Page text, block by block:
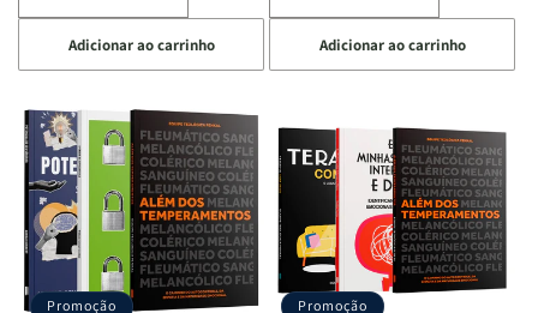
a
quantidade
de
Raizes
da
Alma
|
O
Vício
Agradar
a
quantidade
de
Raizes
da
Alma
|
O
Vício
de
Agradar
Adicionar ao carrinho
a
quantidade
de
Quarto
de
Guerra
Livro
+
Devocional
a
quantidade
de
Quarto
de
Guerra
|
Livro
+
Devocional
Adicionar ao carrinho
Promoção Promoção